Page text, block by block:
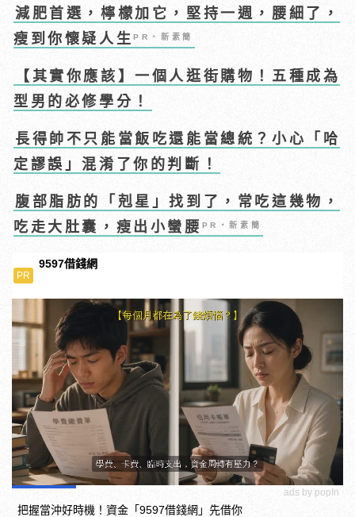
減肥首選，檸檬加它，堅持一週，腰細了，
瘦到你懷疑人生PR・新素簡
【其實你應該】一個人逛街購物！五種成為
型男的必修學分！
長得帥不只能當飯吃還能當總統？小心「哈
定謬誤」混淆了你的判斷！
腹部脂肪的「剋星」找到了，常吃這幾物，
吃走大肚囊，瘦出小蠻腰 PR・新素簡
PR
9597借錢網
ads by popIn
把握當沖好時機！資金「9597借錢網」先借你